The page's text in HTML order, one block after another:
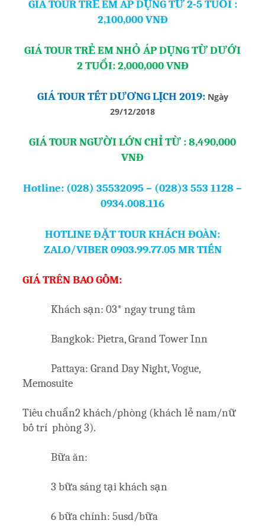
GIÁ TOUR TRẺ EM ÁP DỤNG TỪ 2-5 TUỔI :
2,100,000 VNĐ
GIÁ TOUR TRẺ EM NHỎ ÁP DỤNG TỪ DƯỚI
2 TUỔI: 2,000,000 VNĐ
GIÁ TOUR TẾT DƯƠNG LỊCH 2019:Ngày
29/12/2018
GIÁ TOUR NGƯỜI LỚN CHỈ TỪ : 8,490,000
VNĐ
Hotline: (028) 35532095 – (028)3 553 1128 –
0934.008.116
HOTLINE ĐẶT TOUR KHÁCH ĐOÀN:
ZALO/VIBER 0903.99.77.05 MR TIẾN
GIÁ TRÊN BAO GỒM:
Khách sạn: 03* ngay trung tâm
Bangkok: Pietra, Grand Tower Inn
Pattaya: Grand Day Night, Vogue,
Memosuite
Tiêu chuẩn2 khách/phòng (khách lẻ nam/nữ
bố trí phòng 3).
Bữa ăn:
3 bữa sáng tại khách sạn
6 bữa chính: 5usd/bữa